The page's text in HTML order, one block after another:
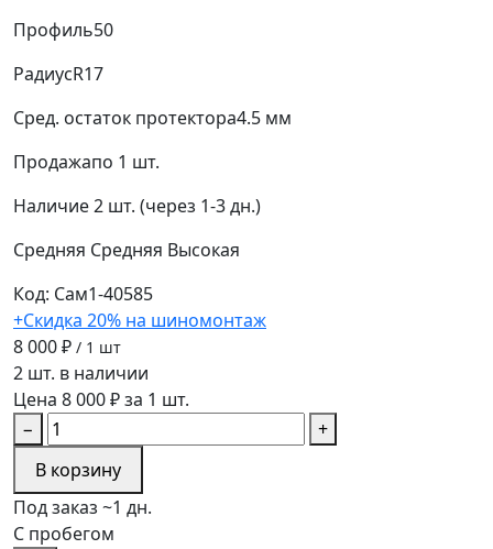
Профиль50
РадиусR17
Сред. остаток протектора4.5 мм
Продажапо 1 шт.
Наличие2 шт. (через 1-3 дн.)
Средняя Средняя Высокая
Код: Сам1-40585
+Скидка 20% на шиномонтаж
8 000 ₽ / 1 шт
2 шт. в наличии
Цена 8 000 ₽ за 1 шт.
−
+
В корзину
Под заказ ~1 дн.
С пробегом